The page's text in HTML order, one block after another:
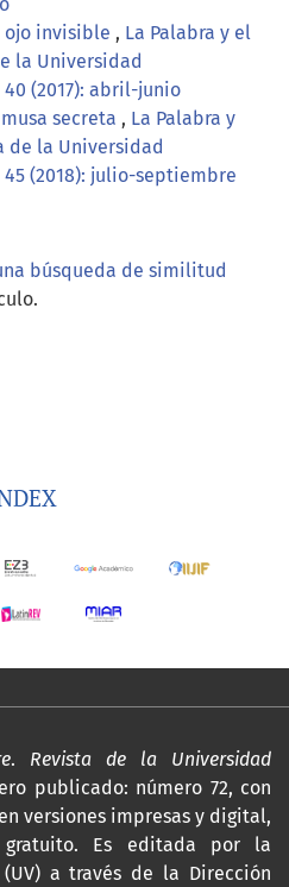
ojo invisible , La Palabra y el
la Universidad
(2017): abril-junio
secreta , La Palabra y
de la Universidad
45 (2018): julio-septiembre
búsqueda de similitud
. Revista de la Universidad
publicado: número 72, con
versiones impresas y digital,
Es editada por la
(UV) a través de la Dirección